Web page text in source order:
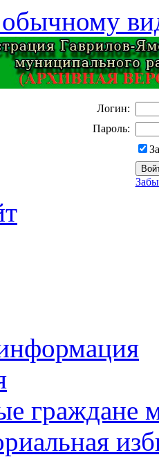
Логин:
Пароль:
граждане